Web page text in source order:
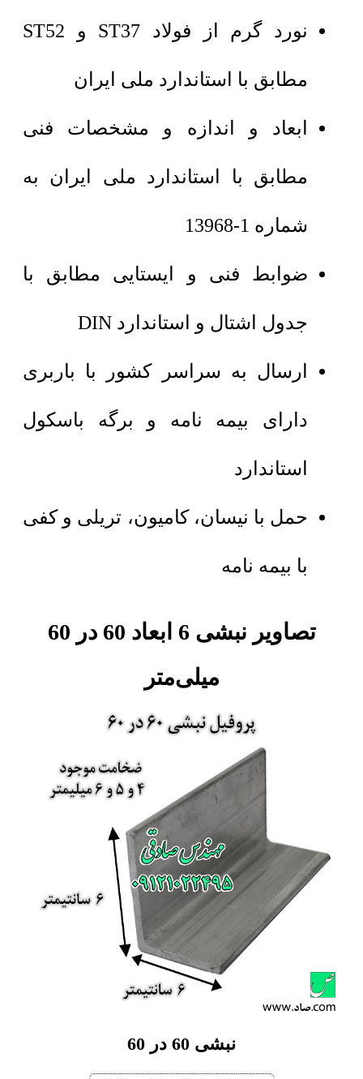
نورد گرم از فولاد ST37 و ST52
مطابق با استاندارد ملی ایران
ابعاد و اندازه و مشخصات فنی
مطابق با استاندارد ملی ایران به
شماره 1-13968
ضوابط فنی و ایستایی مطابق با
جدول اشتال و استاندارد DIN
ارسال به سراسر کشور با باربری
دارای بیمه نامه و برگه باسکول
استاندارد
حمل با نیسان، کامیون، تریلی و کفی
با بیمه نامه
تصاویر نبشی 6 ابعاد 60 در 60
میلی‌متر
نبشی 60 در 60